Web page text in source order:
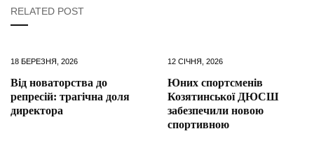
RELATED POST
18 БЕРЕЗНЯ, 2026
Від новаторства до
репресій: трагічна доля
директора
12 СІЧНЯ, 2026
Юних спортсменів
Козятинської ДЮСШ
забезпечили новою
спортивною